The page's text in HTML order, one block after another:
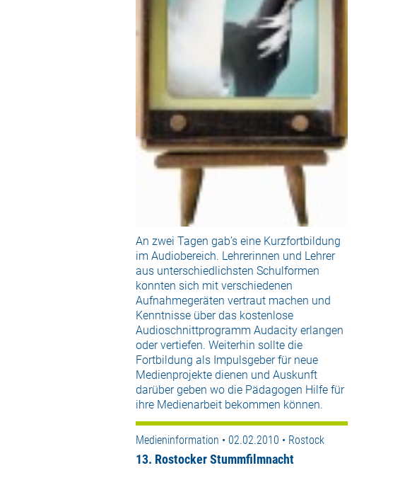
An zwei Tagen gab’s eine Kurzfortbildung
im Audiobereich. Lehrerinnen und Lehrer
aus unterschiedlichsten Schulformen
konnten sich mit verschiedenen
Aufnahmegeräten vertraut machen und
Kenntnisse über das kostenlose
Audioschnittprogramm Audacity erlangen
oder vertiefen. Weiterhin sollte die
Fortbildung als Impulsgeber für neue
Medienprojekte dienen und Auskunft
darüber geben wo die Pädagogen Hilfe für
ihre Medienarbeit bekommen können.
Medieninformation • 02.02.2010 • Rostock
13. Rostocker Stummfilmnacht